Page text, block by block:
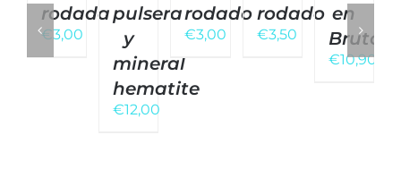
rodada
€3,00
pulsera
y
mineral
hematite
€12,00
rodado
€3,00
rodado
€3,50
en
Bruto
€10,90